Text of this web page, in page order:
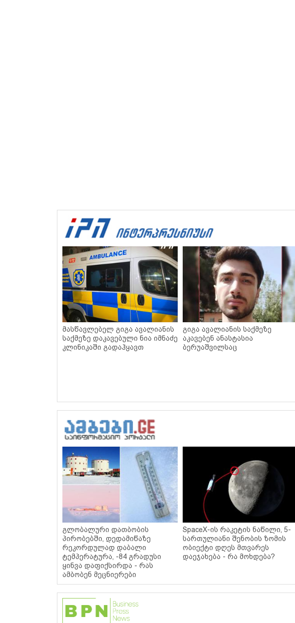
მასწავლებელ გიგა ავალიანის
საქმეზე დაკავებული ნია იმნაძე
კლინიკაში გადაჰყავთ
გიგა ავალიანის საქმეზე
აკავებენ ანასტასია
ბერუაშვილსაც
გლობალური დათბობის
პირობებში, დედამიწაზე
რეკორდულად დაბალი
ტემპერატურა, -84 გრადუსი
ყინვა დაფიქსირდა - რას
ამბობენ მეცნიერები
SpaceX-ის რაკეტის ნაწილი, 5-
სართულიანი შენობის ზომის
ობიექტი დღეს მთვარეს
დაეჯახება - რა მოხდება?